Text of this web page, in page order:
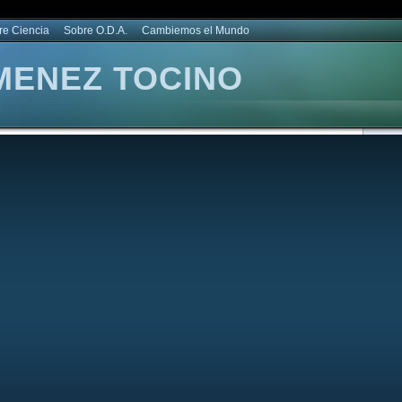
Ciencia Sobre O.D.A. Cambiemos el Mundo
TOCINO